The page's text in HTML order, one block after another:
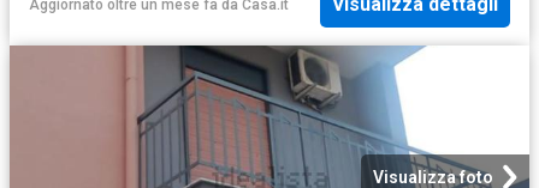
Aggiornato oltre un mese fa da Casa.it
Visualizza foto